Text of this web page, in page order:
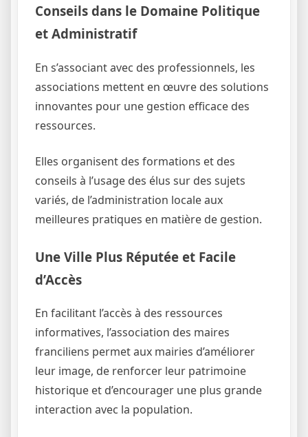
Conseils dans le Domaine Politique
et Administratif
En s’associant avec des professionnels, les
associations mettent en œuvre des solutions
innovantes pour une gestion efficace des
ressources.
Elles organisent des formations et des
conseils à l’usage des élus sur des sujets
variés, de l’administration locale aux
meilleures pratiques en matière de gestion.
Une Ville Plus Réputée et Facile
d’Accès
En facilitant l’accès à des ressources
informatives, l’association des maires
franciliens permet aux mairies d’améliorer
leur image, de renforcer leur patrimoine
historique et d’encourager une plus grande
interaction avec la population.